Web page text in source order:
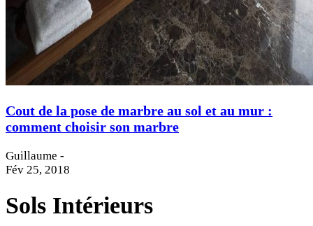
Cout de la pose de marbre au sol et au mur :
comment choisir son marbre
Guillaume -
Fév 25, 2018
Sols Intérieurs